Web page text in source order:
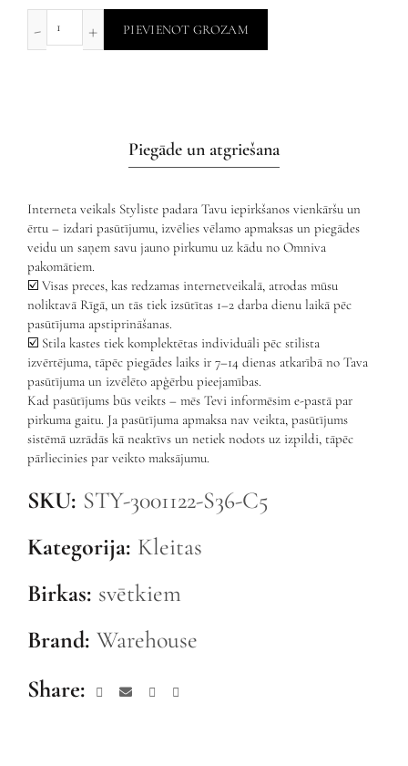
PIEVIENOT GROZAM
Piegāde un atgriešana
Interneta veikals Styliste padara Tavu iepirkšanos vienkāršu un
ērtu – izdari pasūtījumu, izvēlies vēlamo apmaksas un piegādes
veidu un saņem savu jauno pirkumu uz kādu no Omniva
pakomātiem.
☑️ Visas preces, kas redzamas internetveikalā, atrodas mūsu
noliktavā Rīgā, un tās tiek izsūtītas 1–2 darba dienu laikā pēc
pasūtījuma apstiprināšanas.
☑️ Stila kastes tiek komplektētas individuāli pēc stilista
izvērtējuma, tāpēc piegādes laiks ir 7–14 dienas atkarībā no Tava
pasūtījuma un izvēlēto apģērbu pieejamības.
Kad pasūtījums būs veikts – mēs Tevi informēsim e-pastā par
pirkuma gaitu. Ja pasūtījuma apmaksa nav veikta, pasūtījums
sistēmā uzrādās kā neaktīvs un netiek nodots uz izpildi, tāpēc
pārliecinies par veikto maksājumu.
SKU: STY-3001122-S36-C5
Kategorija: Kleitas
Birkas: svētkiem
Brand: Warehouse
Share